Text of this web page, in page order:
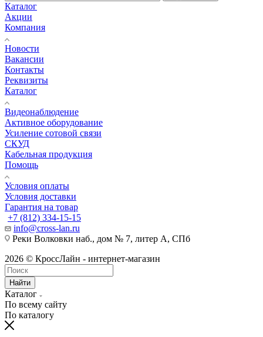
Каталог
Акции
Компания
Новости
Вакансии
Контакты
Реквизиты
Каталог
Видеонаблюдение
Активное оборудование
Усиление сотовой связи
СКУД
Кабельная продукция
Помощь
Условия оплаты
Условия доставки
Гарантия на товар
+7 (812) 334-15-15
info@cross-lan.ru
Реки Волковки наб., дом № 7, литер А, СПб
2026 © КроссЛайн - интернет-магазин
Найти
Каталог
По всему сайту
По каталогу